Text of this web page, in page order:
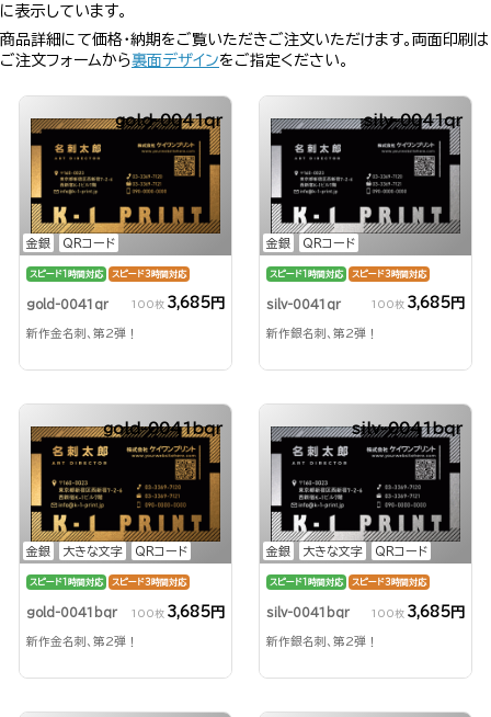
に表示しています。
商品詳細にて価格・納期をご覧いただきご注文いただけます。両面印刷は
ご注文フォームから裏面デザインをご指定ください。
金銀 QRコード
gold-0041qr
スピード1時間対応 スピード3時間対応
gold-0041qr 100枚 3,685円
新作金名刺、第2弾！
金銀 QRコード
silv-0041qr
スピード1時間対応 スピード3時間対応
silv-0041qr 100枚 3,685円
新作銀名刺、第2弾！
金銀 大きな文字 QRコード
gold-0041bqr
スピード1時間対応 スピード3時間対応
gold-0041bqr 100枚 3,685円
新作金名刺、第2弾！
金銀 大きな文字 QRコード
silv-0041bqr
スピード1時間対応 スピード3時間対応
silv-0041bqr 100枚 3,685円
新作銀名刺、第2弾！